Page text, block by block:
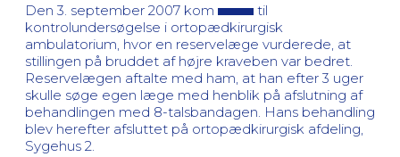
Den 3. september 2007 kom
til
kontrolundersøgelse i ortopædkirurgisk
ambulatorium, hvor en reservelæge vurderede, at
stillingen på bruddet af højre kraveben var bedret.
Reservelægen aftalte med ham, at han efter 3 uger
skulle søge egen læge med henblik på afslutning af
behandlingen med 8-talsbandagen. Hans behandling
blev herefter afsluttet på ortopædkirurgisk afdeling,
Sygehus 2.